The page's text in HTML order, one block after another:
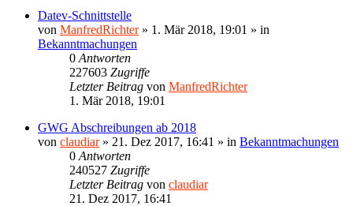
Datev-Schnittstelle
von ManfredRichter» 1. Mär 2018, 19:01 » in
Bekanntmachungen
0 Antworten
227603 Zugriffe
Letzter Beitrag von ManfredRichter
1. Mär 2018, 19:01
GWG Abschreibungen ab 2018
von claudiar» 21. Dez 2017, 16:41 » in Bekanntmachungen
0 Antworten
240527 Zugriffe
Letzter Beitrag von claudiar
21. Dez 2017, 16:41